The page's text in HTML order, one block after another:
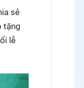
sẻ
tặng
lễ